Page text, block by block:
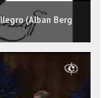
(Alban Berg